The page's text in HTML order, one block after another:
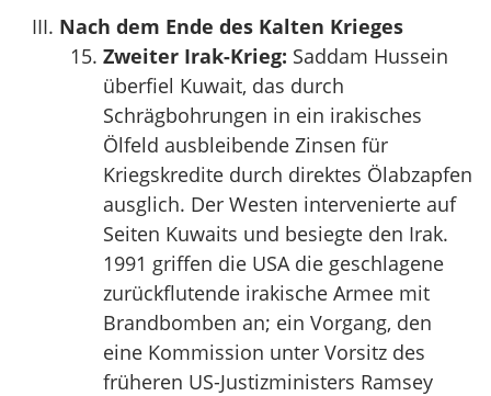
Nach dem Ende des Kalten Krieges
Zweiter Irak-Krieg: Saddam Hussein
überfiel Kuwait, das durch
Schrägbohrungen in ein irakisches
Ölfeld ausbleibende Zinsen für
Kriegskredite durch direktes Ölabzapfen
ausglich. Der Westen intervenierte auf
Seiten Kuwaits und besiegte den Irak.
1991 griffen die USA die geschlagene
zurückflutende irakische Armee mit
Brandbomben an; ein Vorgang, den
eine Kommission unter Vorsitz des
früheren US-Justizministers Ramsey